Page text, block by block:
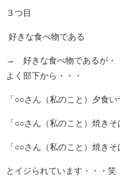
３つ目
好きな食べ物である
→ 好きな食べ物であるが・
よく部下から・・・
「○○さん（私のこと）夕食
「○○さん（私のこと）焼きそ
「○○さん（私のこと）焼き
とイジられています・・・笑